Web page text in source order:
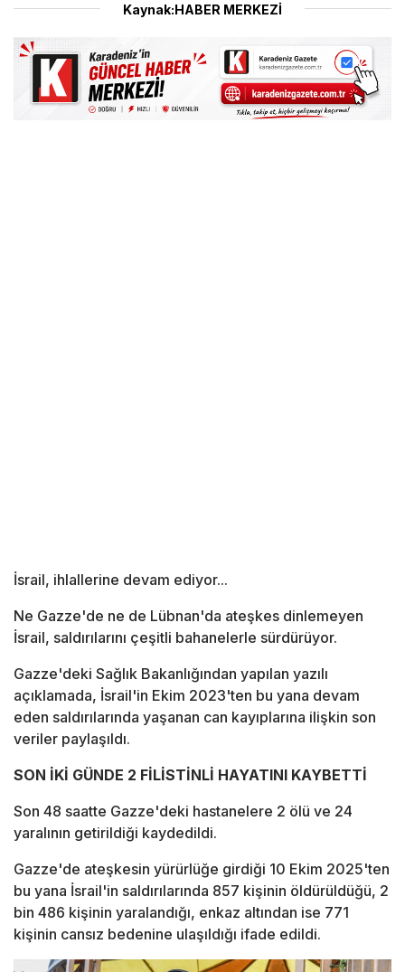
Kaynak:HABER MERKEZİ
İsrail, ihlallerine devam ediyor...
Ne Gazze'de ne de Lübnan'da ateşkes dinlemeyen
İsrail, saldırılarını çeşitli bahanelerle sürdürüyor.
Gazze'deki Sağlık Bakanlığından yapılan yazılı
açıklamada, İsrail'in Ekim 2023'ten bu yana devam
eden saldırılarında yaşanan can kayıplarına ilişkin son
veriler paylaşıldı.
SON İKİ GÜNDE 2 FİLİSTİNLİ HAYATINI KAYBETTİ
Son 48 saatte Gazze'deki hastanelere 2 ölü ve 24
yaralının getirildiği kaydedildi.
Gazze'de ateşkesin yürürlüğe girdiği 10 Ekim 2025'ten
bu yana İsrail'in saldırılarında 857 kişinin öldürüldüğü, 2
bin 486 kişinin yaralandığı, enkaz altından ise 771
kişinin cansız bedenine ulaşıldığı ifade edildi.